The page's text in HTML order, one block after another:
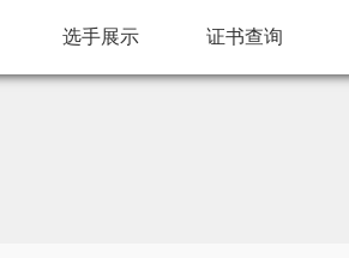
选手展示 证书查询